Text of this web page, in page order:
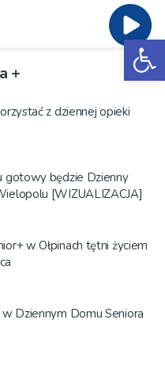
+
z dziennej opieki
gotowy będzie Dzienny
[WIZUALIZACJA]
w Ołpinach tętni życiem
Dziennym Domu Seniora